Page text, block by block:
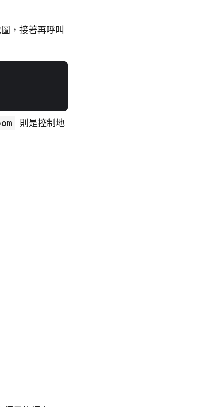
，接著再呼叫
則是控制地